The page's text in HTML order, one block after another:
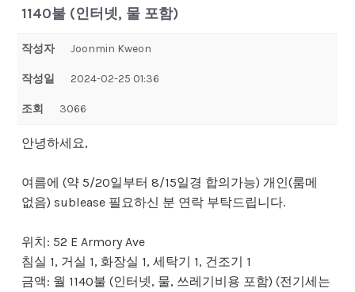
1140불 (인터넷, 물 포함)
작성자 Joonmin Kweon
작성일 2024-02-25 01:36
조회 3066
안녕하세요,
여름에 (약 5/20일부터 8/15일경 합의가능) 개인(룸메
없음) sublease 필요하신 분 연락 부탁드립니다.
위치: 52 E Armory Ave
침실 1, 거실 1, 화장실 1, 세탁기 1, 건조기 1
금액: 월 1140불 (인터넷, 물, 쓰레기비용 포함) (전기세는